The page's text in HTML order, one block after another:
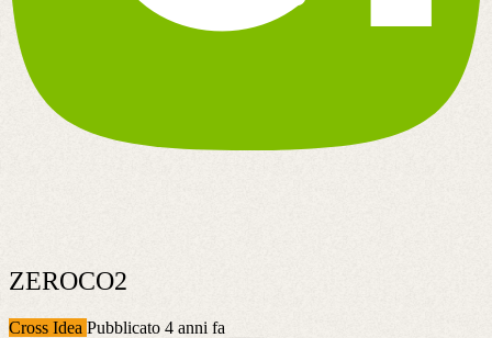
ZEROCO2
Cross Idea Pubblicato 4 anni fa